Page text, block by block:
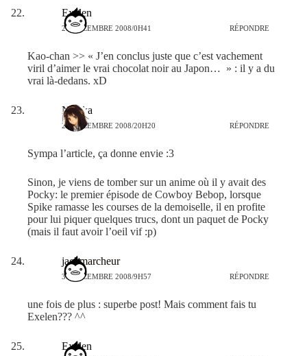
Exelen
28 DÉCEMBRE 2008/0H41 RÉPONDRE
Kao-chan >> « J’en conclus juste que c’est vachement
viril d’aimer le vrai chocolat noir au Japon… » : il y a du
vrai là-dedans. xD
Nataka
28 DÉCEMBRE 2008/20H20 RÉPONDRE
Sympa l’article, ça donne envie :3
Sinon, je viens de tomber sur un anime où il y avait des
Pocky: le premier épisode de Cowboy Bebop, lorsque
Spike ramasse les courses de la demoiselle, il en profite
pour lui piquer quelques trucs, dont un paquet de Pocky
(mais il faut avoir l’oeil vif :p)
jackmarcheur
30 DÉCEMBRE 2008/9H57 RÉPONDRE
une fois de plus : superbe post! Mais comment fais tu
Exelen??? ^^
Exelen